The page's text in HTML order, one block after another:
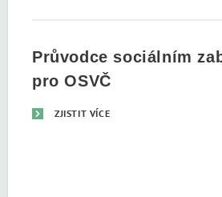
Průvodce sociálním
pro OSVČ
ZJISTIT VÍCE